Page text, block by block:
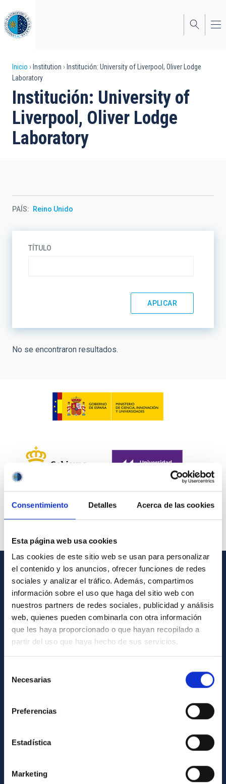
Consentimiento Detalles Acerca de las cookies
Esta página web usa cookies
Las cookies de este sitio web se usan para personalizar
el contenido y los anuncios, ofrecer funciones de redes
sociales y analizar el tráfico. Además, compartimos
información sobre el uso que haga del sitio web con
nuestros partners de redes sociales, publicidad y análisis
web, quienes pueden combinarla con otra información
que les haya proporcionado o que hayan recopilado a
partir del uso que haya hecho de sus servicios.
Necesarias
Preferencias
Estadística
Marketing
al
contenido
principal
Sobrescribir
enlaces
de
ayuda
a
Inicio Institution
Institución: University of Liverpool, Oliver Lodge
Laboratory
Institución: University of
Liverpool, Oliver Lodge
Laboratory
PAÍS Reino Unido
TÍTULO
No se encontraron resultados.
INFORMACIÓN GENERAL
Contacto
Cómo llegar al IAC
Directorio de personal
Biblioteca
Igualdad y diversidad de género